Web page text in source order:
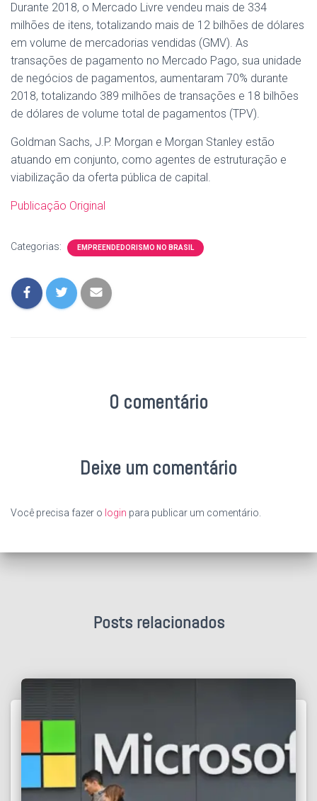
Durante 2018, o Mercado Livre vendeu mais de 334
milhões de itens, totalizando mais de 12 bilhões de dólares
em volume de mercadorias vendidas (GMV). As
transações de pagamento no Mercado Pago, sua unidade
de negócios de pagamentos, aumentaram 70% durante
2018, totalizando 389 milhões de transações e 18 bilhões
de dólares de volume total de pagamentos (TPV).
Goldman Sachs, J.P. Morgan e Morgan Stanley estão
atuando em conjunto, como agentes de estruturação e
viabilização da oferta pública de capital.
Publicação Original
Categorias: EMPREENDEDORISMO NO BRASIL
0 comentário
Deixe um comentário
Você precisa fazer o login para publicar um comentário.
Posts relacionados